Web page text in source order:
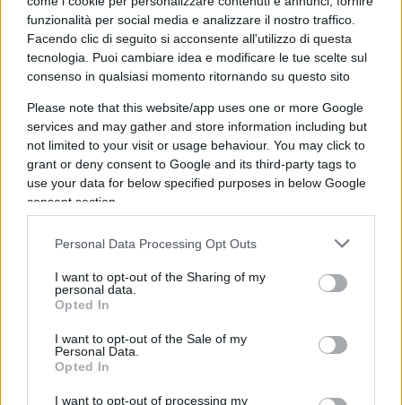
funzionalità per social media e analizzare il nostro traffico.
Facendo clic di seguito si acconsente all'utilizzo di questa
tecnologia. Puoi cambiare idea e modificare le tue scelte sul
consenso in qualsiasi momento ritornando su questo sito
Please note that this website/app uses one or more Google
services and may gather and store information including but
not limited to your visit or usage behaviour. You may click to
grant or deny consent to Google and its third-party tags to
use your data for below specified purposes in below Google
consent section.
Personal Data Processing Opt Outs
I want to opt-out of the Sharing of my
personal data.
Opted In
I want to opt-out of the Sale of my
Personal Data.
Opted In
I want to opt-out of processing my
“Però c’ha gli occhi azzurri lei… Una cosa ce l’ha…
Delle razze superiori”.
I complimenti secondo Lucia#Annunziata.
Imbarazzante.pic.twitter.com/vdHmhRX5o0
Ma è straordinariamente interessante un altro
aspetto della vicenda: la sinistra ha inglobato
Brunetta in uno di loro. Sono lontani i momenti in
cui il ministro draghiano, ai tempi spalla del